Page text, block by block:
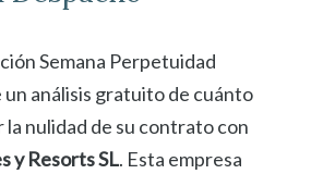
Semana Perpetuidad
análisis gratuito de cuánto
nulidad de su contrato con
y Resorts SL. Esta empresa